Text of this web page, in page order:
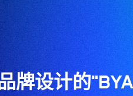
牌设计的